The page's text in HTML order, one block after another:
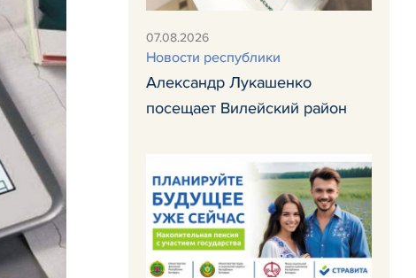
07.08.2026
Новости республики
Александр Лукашенко
посещает Вилейский район